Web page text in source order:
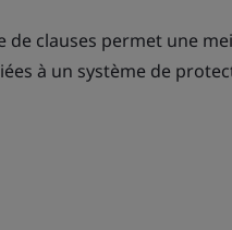
de clauses permet une
à un système de